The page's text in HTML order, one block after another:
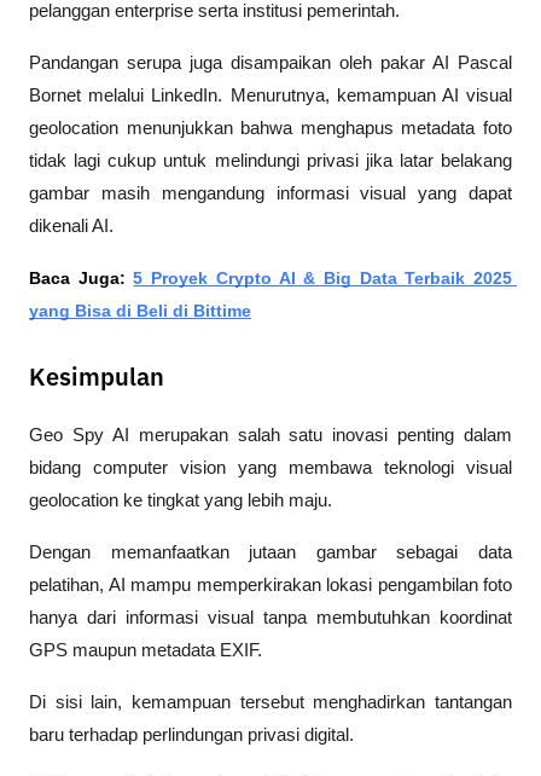
pelanggan enterprise serta institusi pemerintah.
Pandangan serupa juga disampaikan oleh pakar AI Pascal
Bornet melalui LinkedIn. Menurutnya, kemampuan AI visual
geolocation menunjukkan bahwa menghapus metadata foto
tidak lagi cukup untuk melindungi privasi jika latar belakang
gambar masih mengandung informasi visual yang dapat
dikenali AI.
Baca Juga: 5 Proyek Crypto AI & Big Data Terbaik 2025
yang Bisa di Beli di Bittime
Kesimpulan
Geo Spy AI merupakan salah satu inovasi penting dalam
bidang computer vision yang membawa teknologi visual
geolocation ke tingkat yang lebih maju.
Dengan memanfaatkan jutaan gambar sebagai data
pelatihan, AI mampu memperkirakan lokasi pengambilan foto
hanya dari informasi visual tanpa membutuhkan koordinat
GPS maupun metadata EXIF.
Di sisi lain, kemampuan tersebut menghadirkan tantangan
baru terhadap perlindungan privasi digital.